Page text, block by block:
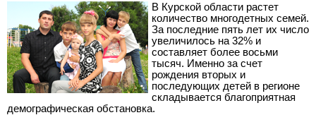
В Курской области растет
количество многодетных семей.
За последние пять лет их число
увеличилось на 32% и
составляет более восьми
тысяч. Именно за счет
рождения вторых и
последующих детей в регионе
складывается благоприятная
демографическая обстановка.